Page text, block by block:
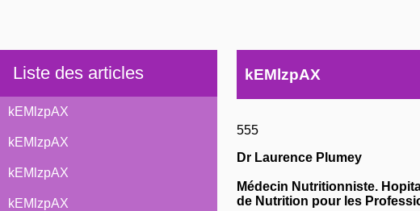
Liste des articles
kEMlzpAX
kEMlzpAX
kEMlzpAX
kEMlzpAX
kEMlzpAX
555
Dr Laurence Plumey
Médecin Nutritionniste.
de Nutrition pour les